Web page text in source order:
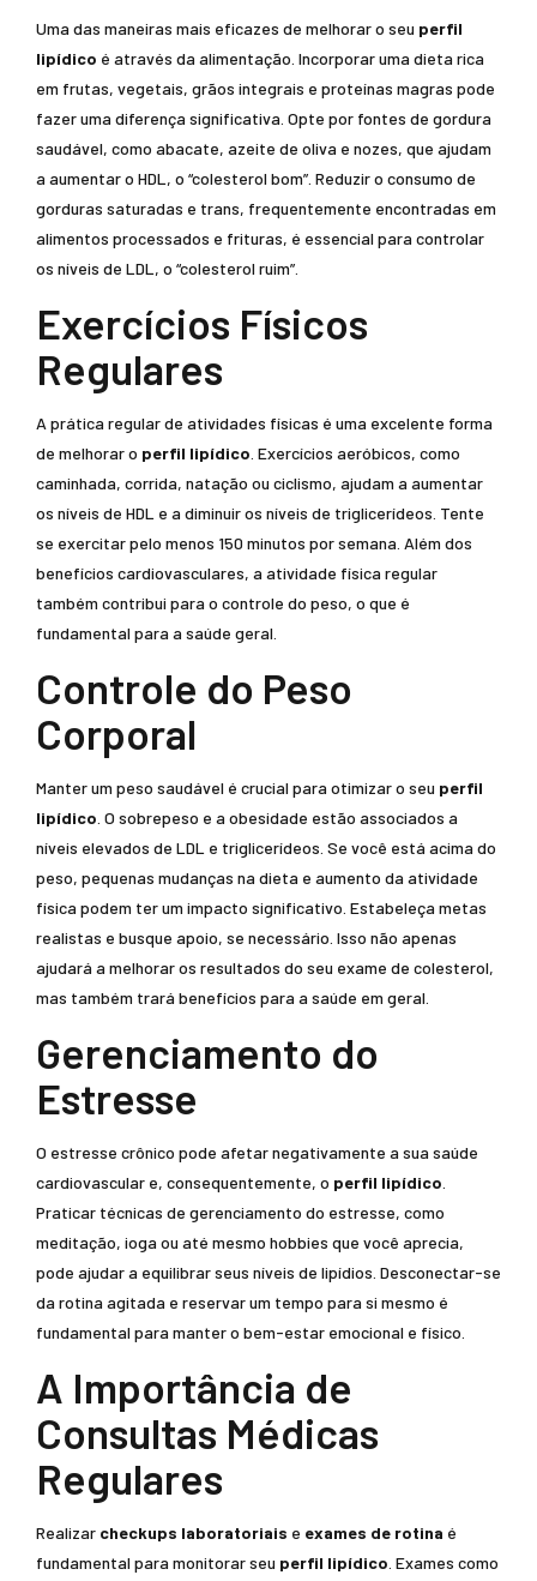
Uma das maneiras mais eficazes de melhorar o seu perfil
lipídico é através da alimentação. Incorporar uma dieta rica
em frutas, vegetais, grãos integrais e proteínas magras pode
fazer uma diferença significativa. Opte por fontes de gordura
saudável, como abacate, azeite de oliva e nozes, que ajudam
a aumentar o HDL, o “colesterol bom”. Reduzir o consumo de
gorduras saturadas e trans, frequentemente encontradas em
alimentos processados e frituras, é essencial para controlar
os níveis de LDL, o “colesterol ruim”.
Exercícios Físicos
Regulares
A prática regular de atividades físicas é uma excelente forma
de melhorar o perfil lipídico . Exercícios aeróbicos, como
caminhada, corrida, natação ou ciclismo, ajudam a aumentar
os níveis de HDL e a diminuir os níveis de triglicerídeos. Tente
se exercitar pelo menos 150 minutos por semana. Além dos
benefícios cardiovasculares, a atividade física regular
também contribui para o controle do peso, o que é
fundamental para a saúde geral.
Controle do Peso
Corporal
Manter um peso saudável é crucial para otimizar o seu perfil
lipídico . O sobrepeso e a obesidade estão associados a
níveis elevados de LDL e triglicerídeos. Se você está acima do
peso, pequenas mudanças na dieta e aumento da atividade
física podem ter um impacto significativo. Estabeleça metas
realistas e busque apoio, se necessário. Isso não apenas
ajudará a melhorar os resultados do seu exame de colesterol,
mas também trará benefícios para a saúde em geral.
Gerenciamento do
Estresse
O estresse crônico pode afetar negativamente a sua saúde
cardiovascular e, consequentemente, o perfil lipídico
Praticar técnicas de gerenciamento do estresse, como
meditação, ioga ou até mesmo hobbies que você aprecia,
pode ajudar a equilibrar seus níveis de lipídios. Desconectar-se
da rotina agitada e reservar um tempo para si mesmo é
fundamental para manter o bem-estar emocional e físico.
A Importância de
Consultas Médicas
Regulares
Realizar checkups laboratoriais e exames de rotina é
fundamental para monitorar seu perfil lipídico . Exames como